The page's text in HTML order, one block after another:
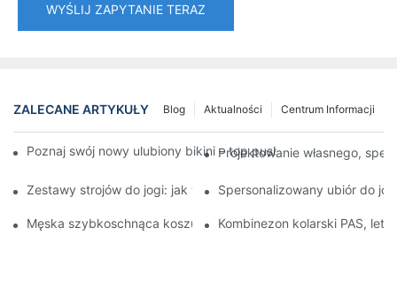
WYŚLIJ ZAPYTANIE TERAZ
ZALECANE ARTYKUŁY Centrum Informacji
Aktualności
Blog
Poznaj swój nowy ulubiony bikini – top push-up i pochlebne
Projektowanie własnego,
Zestawy strojów do jogi: jak wybrać odpowiednie kolory
Spersonalizowany ubiór do
Męska szybkoschnąca koszulka kolarska z krótkim rękawem
Kombinezon kolarski PAS,